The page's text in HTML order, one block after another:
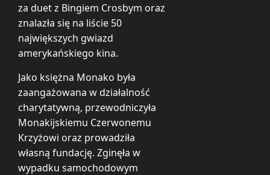
za duet z Bingiem Crosbym oraz
znalazła się na liście 50
największych gwiazd
amerykańskiego kina.
Jako księżna Monako była
zaangażowana w działalność
charytatywną, przewodniczyła
Monakijskiemu Czerwonemu
Krzyżowi oraz prowadziła
własną fundację. Zginęła w
wypadku samochodowym